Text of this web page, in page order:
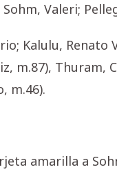
Valeri;
Kalulu, Renato
m.87), Thuram,
m.46).
amarilla a